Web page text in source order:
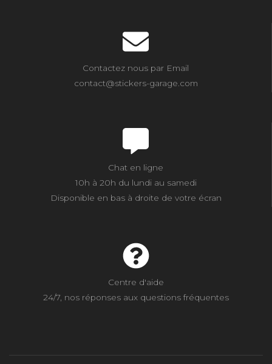
Contactez nous par Email
contact@stickers-garage.com
Chat en ligne
10h à 20h du lundi au samedi
Disponible en bas à droite de votre écran
Centre d'aide
24/7, nos réponses aux questions fréquentes